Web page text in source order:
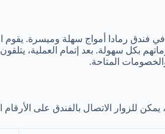
في فندق رمادا أمواج سهلة وميسرة. يقوم
بكل سهولة. بعد إتمام العملية،
المتاحة.
للزوار الاتصال بالفندق على الأرقام